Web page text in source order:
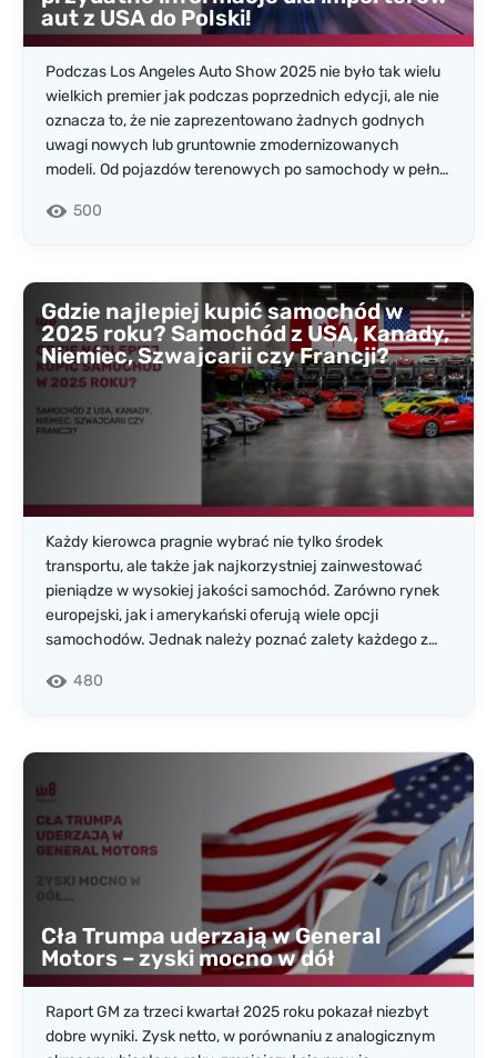
aut z USA do Polski!
Podczas Los Angeles Auto Show 2025 nie było tak wielu
wielkich premier jak podczas poprzednich edycji, ale nie
oznacza to, że nie zaprezentowano żadnych godnych
uwagi nowych lub gruntownie zmodernizowanych
modeli. Od pojazdów terenowych po samochody w pełni
targów każdy znalazł coś dla siebie.
500
Gdzie najlepiej kupić samochód w
2025 roku? Samochód z USA, Kanady,
Niemiec, Szwajcarii czy Francji?
Każdy kierowca pragnie wybrać nie tylko środek
transportu, ale także jak najkorzystniej zainwestować
pieniądze w wysokiej jakości samochód. Zarówno rynek
europejski, jak i amerykański oferują wiele opcji
samochodów. Jednak należy poznać zalety każdego z
samochodów z USA, opowiemy o specyfice tego rynku
480
Cła Trumpa uderzają w General
Motors – zyski mocno w dół
Raport GM za trzeci kwartał 2025 roku pokazał niezbyt
dobre wyniki. Zysk netto, w porównaniu z analogicznym